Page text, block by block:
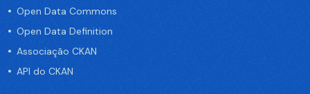
Open Data Commons
Open Data Definition
Associação CKAN
API do CKAN